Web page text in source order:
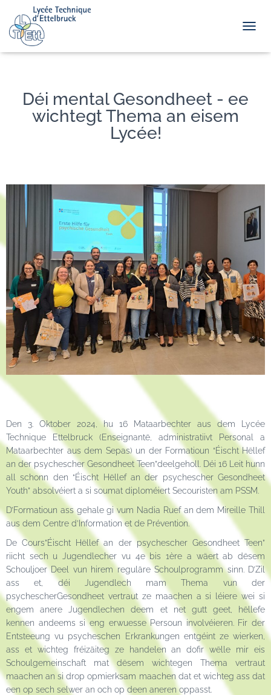
Déi mental Gesondheet - ee
wichtegt Thema an eisem
Lycée!
Den 3. Oktober 2024, hu 16 Mataarbechter aus dem Lycée
Technique Ettelbruck (Enseignantë, administratiivt Personal a
Mataarbechter aus dem Sepas) un der Formatioun “Éischt Hëllef
an der psychescher Gesondheet Teen”deelgeholl. Déi 16 Leit hunn
all schonn den “Éischt Hëllef an der psychescher Gesondheet
Youth” absolvéiert a si soumat diploméiert Secouristen am PSSM.
D’Formatioun ass gehale gi vum Nadia Ruef an dem Mireille Thill
aus dem Centre d’Information et de Prévention.
De Cours”Éischt Hëllef an der psychescher Gesondheet Teen”
riicht sech u Jugendlecher vu 4e bis 1ère a wäert ab dësem
Schouljoer Deel vun hirem reguläre Schoulprogramm sinn. D’Zil
ass et, déi Jugendlech mam Thema vun der
psychescherGesondheet vertraut ze maachen a si léiere wei si
engem anere Jugendlechen deem et net gutt geet, hëllefe
kennen andeems si eng erwuesse Persoun involvéieren. Fir der
Entsteeung vu psycheschen Erkrankungen entgéint ze wierken,
ass et wichteg fréizäiteg ze handelen an dofir wëlle mir eis
Schoulgemeinschaft mat dësem wichtegen Thema vertraut
maachen an si drop opmierksam maachen dat et wichteg ass dat
een op sech selwer an och op deen aneren oppasst.